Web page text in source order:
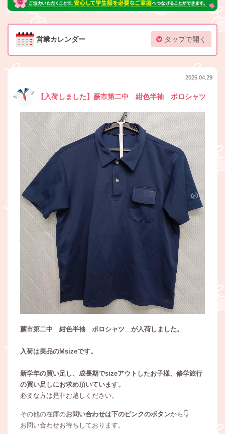
営業カレンダー タップで開く
2026.04.29
【入荷しました】蕨市第二中 紺色半袖 ポロシャツ
蕨市第二中 紺色半袖 ポロシャツ が入荷しました。
入荷は美品のMsizeです。
新学年の買い足し、成長期でsizeアウトしたお子様、 修学旅行
の買い足しにお求め頂いています。
必要な方は是非お越しください。
その他の在庫のお問い合わせは下のピンクのボタンから👇
お問い合わせお待ちしております。